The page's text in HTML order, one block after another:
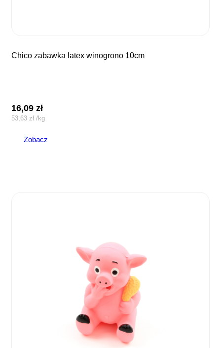
chico zabawka latex winogrono 10cm
16,09zł
53,63 zł /kg
Zobacz